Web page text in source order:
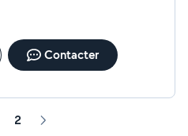
Contacter
2 Page